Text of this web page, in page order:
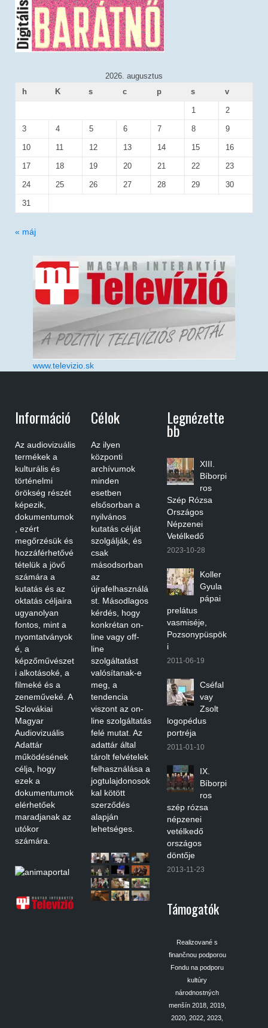
2026. augusztus
h
K s c p s v
1 2
3 4 5 6 7 8 9
10 11 12 13 14 15 16
17 18 19 20 21 22 23
24 25 26 27 28 29 30
31
« máj
www.televizio.sk
Információ
Az audiovizuális
termékek a
kulturális és
történelmi
örökség részét
képezik,
dokumentumok
, ezért
megőrzésük és
hozzáférhetővé
tételük a jövő
számára a
kutatás és az
oktatás céljaira
ugyanolyan
fontos, mint a
nyomtatványok
é, a
képzőművészet
i alkotásoké, a
filmeké és a
zeneműveké. A
Szlovákiai
Magyar
Audiovizuális
Adattár
működésének
célja, hogy
ezek a
dokumentumok
elérhetőek
maradjanak az
utókor
számára.
Célok
Az ilyen
központi
archívumok
minden
esetben
elsősorban a
nyilvános
kutatás célját
szolgálják, és
csak
másodsorban
az
újrafelhasználá
st. Másodlagos
kérdés, hogy
konkrétan on-
line vagy off-
line
szolgáltatást
valósítanak-e
meg, a
tendencia
viszont az on-
line szolgáltatás
felé mutat. Az
adattár által
tárolt felvételek
felhasználása a
jogtulajdonosok
kal kötött
szerződés
alapján
lehetséges.
Legnézette
Bb
XIII.
Bíborpi
ros
Szép Rózsa
Országos
Népzenei
Vetélkedő
2023-10-28
Koller
Gyula
pápai
prelátus
vasmiséje,
Pozsonypüspök
i
2011-06-19
Cséfal
vay
Zsolt
logopédus
portréja
2011-01-10
IX.
Bíborpi
ros
szép rózsa
népzenei
vetélkedő
országos
döntője
2013-11-23
Támogatók
Realizované s
finančnou podporou
Fondu na podporu
kultúry
národnostných
menšín 2018, 2019,
2020, 2022, 2023,